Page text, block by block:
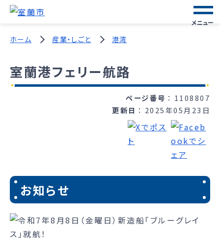
メニュー
ホーム 産業・しごと 港湾
室蘭港フェリー航路
ページ番号
1108807
更新日
2025年05月23日
お知らせ